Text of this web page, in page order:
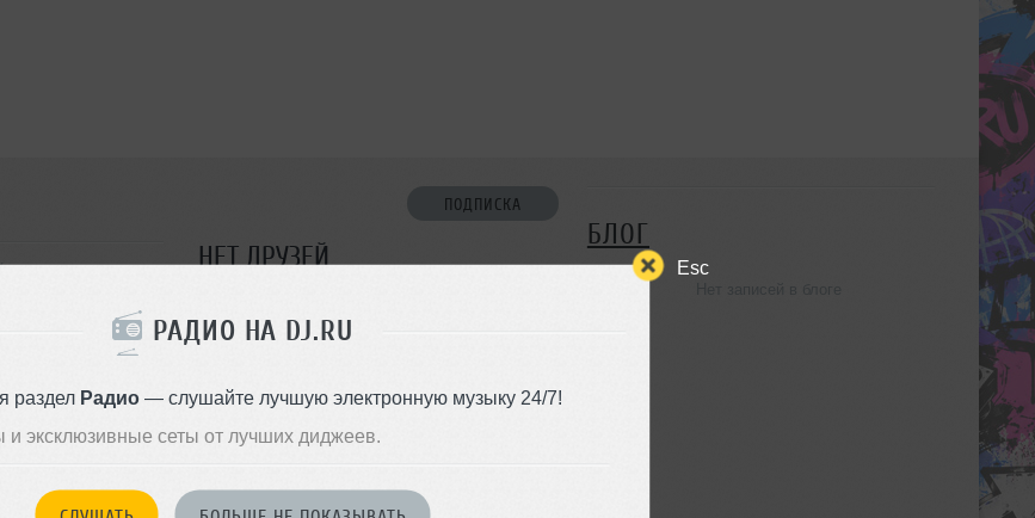
Esc
РАДИО НА DJ.RU
раздел Радио— слушайте лучшую электронную музыку 24/7!
эксклюзивные сеты от лучших диджеев.
ПОДПИСКА
НЕТ ДРУЗЕЙ
БЛОГ